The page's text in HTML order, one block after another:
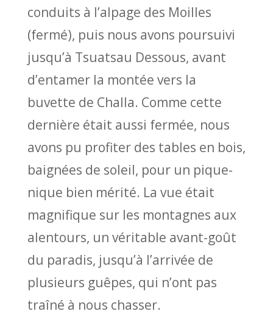
conduits à l’alpage des Moilles
(fermé), puis nous avons poursuivi
jusqu’à Tsuatsau Dessous, avant
d’entamer la montée vers la
buvette de Challa. Comme cette
dernière était aussi fermée, nous
avons pu profiter des tables en bois,
baignées de soleil, pour un pique-
nique bien mérité. La vue était
magnifique sur les montagnes aux
alentours, un véritable avant-goût
du paradis, jusqu’à l’arrivée de
plusieurs guêpes, qui n’ont pas
traîné à nous chasser.